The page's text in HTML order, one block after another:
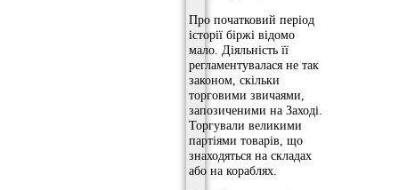
Про початковий період
історії біржі відомо
мало. Діяльність її
регламентувалася не так
законом, скільки
торговими звичаями,
запозиченими на Заході.
Торгували великими
партіями товарів, що
знаходяться на складах
або на кораблях.